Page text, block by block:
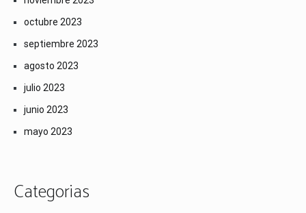
octubre 2023
septiembre 2023
agosto 2023
julio 2023
junio 2023
mayo 2023
Categorias